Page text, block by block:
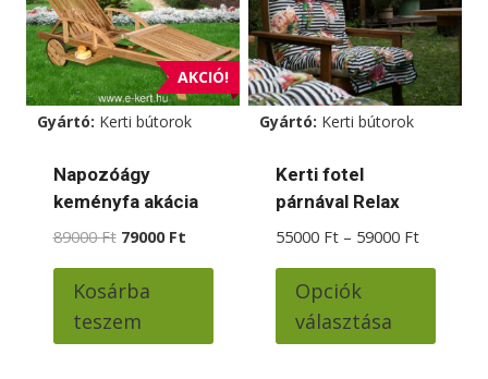
a
ki
AKCIÓ!
Gyártó: Kerti bútorok
Napozóágy
keményfa akácia
89000Ft Original
was:
79000 FtCurrent
Kosárba
teszem
Gyártó: Kerti bútorok
Kerti fotel
párnával Relax
55000 Ft – 59000 Ft
Opciók
választása